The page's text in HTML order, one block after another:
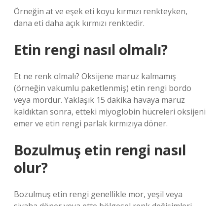
Örneğin at ve eşek eti koyu kırmızı renkteyken,
dana eti daha açık kırmızı renktedir.
Etin rengi nasıl olmalı?
Et ne renk olmalı? Oksijene maruz kalmamış
(örneğin vakumlu paketlenmiş) etin rengi bordo
veya mordur. Yaklaşık 15 dakika havaya maruz
kaldıktan sonra, etteki miyoglobin hücreleri oksijeni
emer ve etin rengi parlak kırmızıya döner.
Bozulmuş etin rengi nasıl
olur?
Bozulmuş etin rengi genellikle mor, yeşil veya